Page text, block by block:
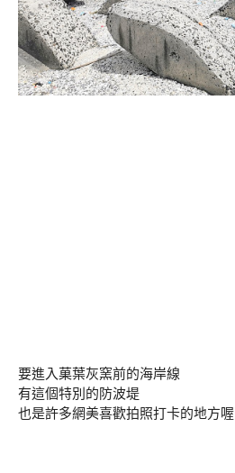
要進入菓葉灰窯前的海岸線
有這個特別的防波堤
也是許多網美喜歡拍照打卡的地方喔